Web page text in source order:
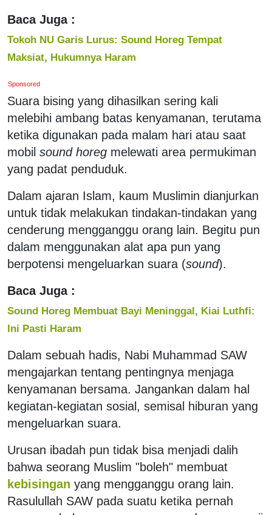
Baca Juga :
Tokoh NU Garis Lurus: Sound Horeg Tempat
Maksiat, Hukumnya Haram
Sponsored
Suara bising yang dihasilkan sering kali
melebihi ambang batas kenyamanan, terutama
ketika digunakan pada malam hari atau saat
mobil sound horeg melewati area permukiman
yang padat penduduk.
Dalam ajaran Islam, kaum Muslimin dianjurkan
untuk tidak melakukan tindakan-tindakan yang
cenderung mengganggu orang lain. Begitu pun
dalam menggunakan alat apa pun yang
berpotensi mengeluarkan suara (sound).
Baca Juga :
Sound Horeg Membuat Bayi Meninggal, Kiai Luthfi:
Ini Pasti Haram
Dalam sebuah hadis, Nabi Muhammad SAW
mengajarkan tentang pentingnya menjaga
kenyamanan bersama. Jangankan dalam hal
kegiatan-kegiatan sosial, semisal hiburan yang
mengeluarkan suara.
Urusan ibadah pun tidak bisa menjadi dalih
bahwa seorang Muslim "boleh" membuat
kebisingan yang mengganggu orang lain.
Rasulullah SAW pada suatu ketika pernah